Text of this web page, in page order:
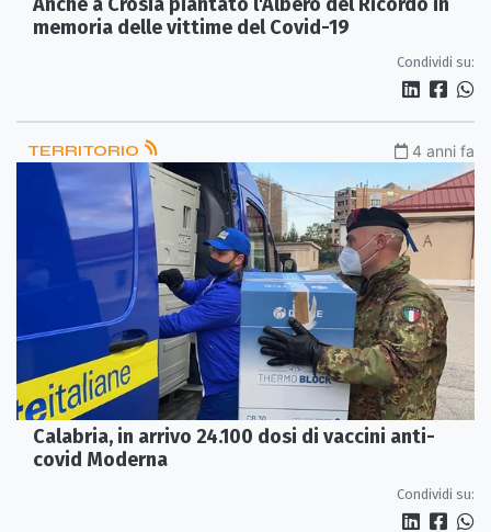
memoria delle vittime del Covid-19
Condividi su:
TERRITORIO 4 anni fa
Calabria, in arrivo 24.100 dosi di vaccini anti-
covid Moderna
Condividi su: